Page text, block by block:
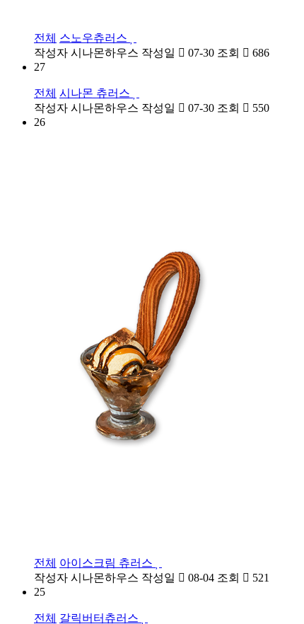
전체 스노우츄러스
작성자 시나몬하우스 작성일 07-30 조회
686
27
전체 시나몬 츄러스
작성자 시나몬하우스 작성일 07-30 조회
550
26
전체 아이스크림 츄러스
작성자 시나몬하우스 작성일 08-04 조회
521
25
전체 갈릭버터츄러스